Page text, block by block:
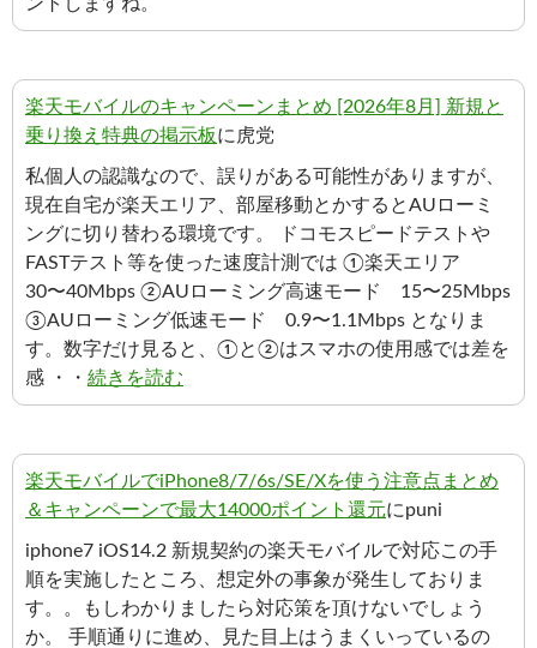
楽天モバイルのキャンペーンまとめ [2026年8月] 新規と
乗り換え特典の掲示板に虎党
私個人の認識なので、誤りがある可能性がありますが、
現在自宅が楽天エリア、部屋移動とかするとAUローミ
ングに切り替わる環境です。 ドコモスピードテストや
FASTテスト等を使った速度計測では ①楽天エリア
30〜40Mbps ②AUローミング高速モード 15〜25Mbps
③AUローミング低速モード 0.9〜1.1Mbps となりま
す。数字だけ見ると、①と②はスマホの使用感では差を
感 ・・ 続きを読む
楽天モバイルでiPhone8/7/6s/SE/Xを使う注意点まとめ
＆キャンペーンで最大14000ポイント還元にpuni
iphone7 iOS14.2 新規契約の楽天モバイルで対応この手
順を実施したところ、想定外の事象が発生しておりま
す。。もしわかりましたら対応策を頂けないでしょう
か。 手順通りに進め、見た目上はうまくいっているの